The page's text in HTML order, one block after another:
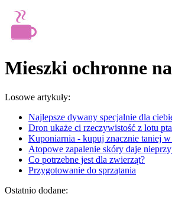
Mieszki ochronne
Losowe artykuły:
Najlepsze dywany specjalnie dla
Dron ukaże ci rzeczywistość z lotu
Kuponiarnia - kupuj znacznie taniej w
Atopowe zapalenie skóry daje
Co potrzebne jest dla zwierząt?
Przygotowanie do sprzątania
Ostatnio dodane: